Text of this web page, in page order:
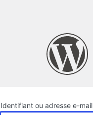
Identifiant ou adresse e-mail